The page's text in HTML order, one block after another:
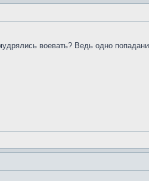
воевать? Ведь одно